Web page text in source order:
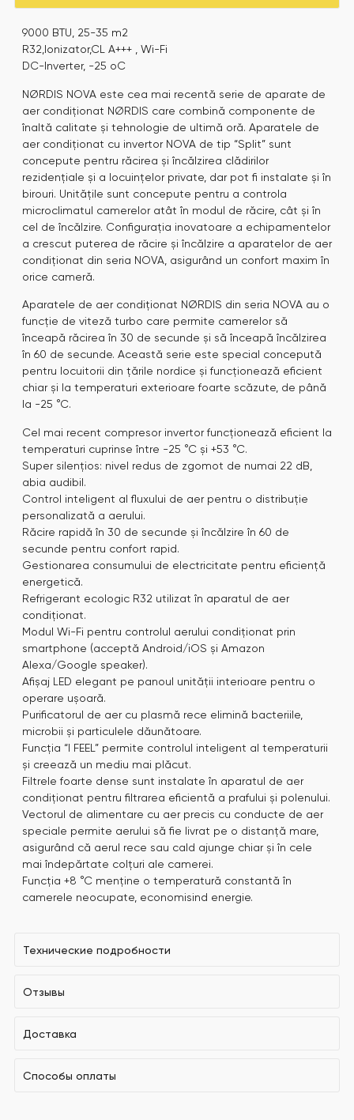
9000 BTU, 25-35 m2
R32,Ionizator,CL A+++ , Wi-Fi
DC-Inverter, -25 oC
NØRDIS NOVA este cea mai recentă serie de aparate de
aer condiționat NØRDIS care combină componente de
înaltă calitate și tehnologie de ultimă oră. Aparatele de
aer condiționat cu invertor NOVA de tip “Split” sunt
concepute pentru răcirea și încălzirea clădirilor
rezidențiale și a locuințelor private, dar pot fi instalate și în
birouri. Unitățile sunt concepute pentru a controla
microclimatul camerelor atât în modul de răcire, cât și în
cel de încălzire. Configurația inovatoare a echipamentelor
a crescut puterea de răcire și încălzire a aparatelor de aer
condiționat din seria NOVA, asigurând un confort maxim în
orice cameră.
Aparatele de aer condiționat NØRDIS din seria NOVA au o
funcție de viteză turbo care permite camerelor să
înceapă răcirea în 30 de secunde și să înceapă încălzirea
în 60 de secunde. Această serie este special concepută
pentru locuitorii din țările nordice și funcționează eficient
chiar și la temperaturi exterioare foarte scăzute, de până
la -25 °C.
Cel mai recent compresor invertor funcționează eficient la
temperaturi cuprinse între -25 °C și +53 °C.
Super silențios: nivel redus de zgomot de numai 22 dB,
abia audibil.
Control inteligent al fluxului de aer pentru o distribuție
personalizată a aerului.
Răcire rapidă în 30 de secunde și încălzire în 60 de
secunde pentru confort rapid.
Gestionarea consumului de electricitate pentru eficiență
energetică.
Refrigerant ecologic R32 utilizat în aparatul de aer
condiționat.
Modul Wi-Fi pentru controlul aerului condiționat prin
smartphone (acceptă Android/iOS și Amazon
Alexa/Google speaker).
Afișaj LED elegant pe panoul unității interioare pentru o
operare ușoară.
Purificatorul de aer cu plasmă rece elimină bacteriile,
microbii și particulele dăunătoare.
Funcția “I FEEL” permite controlul inteligent al temperaturii
și creează un mediu mai plăcut.
Filtrele foarte dense sunt instalate în aparatul de aer
condiționat pentru filtrarea eficientă a prafului și polenului.
Vectorul de alimentare cu aer precis cu conducte de aer
speciale permite aerului să fie livrat pe o distanță mare,
asigurând că aerul rece sau cald ajunge chiar și în cele
mai îndepărtate colțuri ale camerei.
Funcția +8 °C menține o temperatură constantă în
camerele neocupate, economisind energie.
Технические подробности
Отзывы
Доставка
Способы оплаты